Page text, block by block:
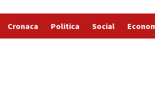
Cronaca Politica Social